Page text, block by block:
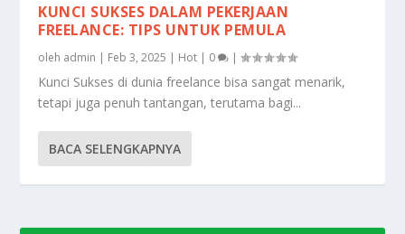
KUNCI SUKSES DALAM PEKERJAAN
FREELANCE: TIPS UNTUK PEMULA
oleh admin | Feb 3, 2025 | Hot | 0 |
Kunci Sukses di dunia freelance bisa sangat menarik,
tetapi juga penuh tantangan, terutama bagi...
BACA SELENGKAPNYA